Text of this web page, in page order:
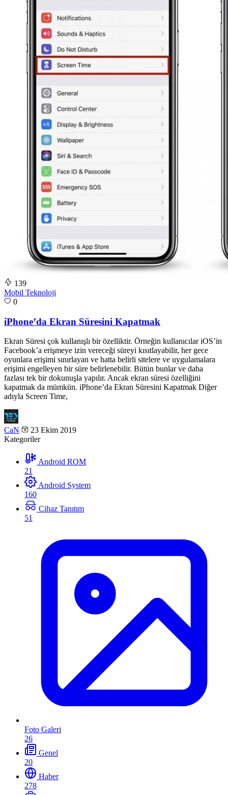
139
Mobil Teknoloji
0
iPhone’da Ekran Süresini Kapatmak
Ekran Süresi çok kullanışlı bir özelliktir. Örneğin kullanıcılar iOS’in
Facebook’a erişmeye izin vereceği süreyi kısıtlayabilir, her gece
oyunlara erişimi sınırlayan ve hatta belirli sitelere ve uygulamalara
erişimi engelleyen bir süre belirlenebilir. Bütün bunlar ve daha
fazlası tek bir dokunuşla yapılır. Ancak ekran süresi özelliğini
kapatmak da mümkün. iPhone’da Ekran Süresini Kapatmak Diğer
adıyla Screen Time,
CaN
23 Ekim 2019
Kategoriler
Android ROM
21
Android System
160
Cihaz Tanıtım
51
Foto Galeri
26
Genel
20
Haber
278